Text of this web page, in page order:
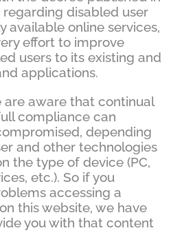
disabled user
available online services,
effort to improve
users to its existing and
applications.
are aware that continual
compliance can
depending
and other technologies
the type of device (PC,
etc.). So if you
accessing a
this website, we have
you with that content